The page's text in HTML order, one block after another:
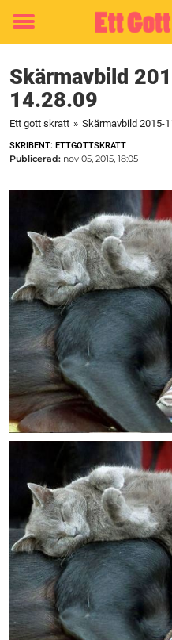
Toggle
Skärmavbild
14.28.09
Ett gott skratt » Skärmavbild 2015-
SKRIBENT: ETTGOTTSKRATT
Publicerad: nov 05, 2015, 18:05